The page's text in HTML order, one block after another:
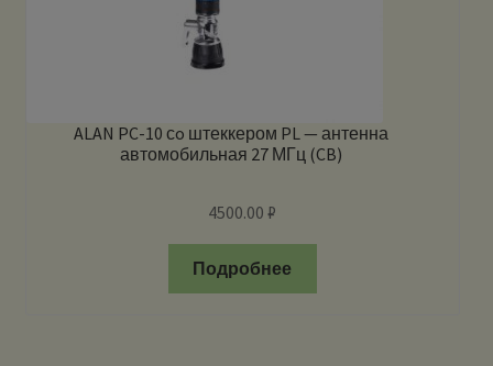
ALAN PC-10 сo штеккером PL — антенна
автомобильная 27 МГц (CB)
4500.00₽
Подробнее